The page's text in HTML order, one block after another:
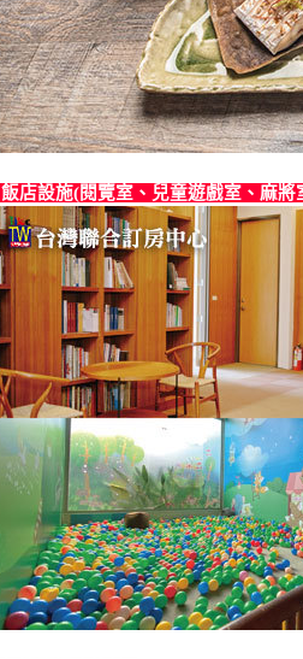
飯店設施(閱覽室、兒童遊戲室、麻